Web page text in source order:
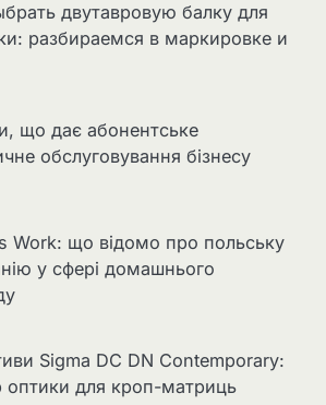
двутавровую балку для
разбираемся в маркировке и
що дає абонентське
обслуговування бізнесу
Work: що відомо про польську
у сфері домашнього
Sigma DC DN Contemporary:
оптики для кроп-матриць